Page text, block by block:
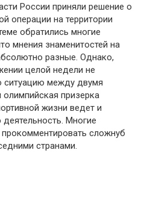
России приняли решение о
операции на территории
обратились многие
мнения знаменитостей на
разные. Однако,
целой недели не
ситуацию между двумя
призерка
жизни ведет и
Многие
сложнуб
странами.